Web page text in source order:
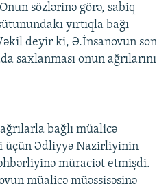
sözlərinə görə, sabiq
yırtıqla bağı
deyir ki, Ə.İnsanovun son
saxlanması onun ağrılarını
bağlı müalicə
üçün Ədliyyə Nazirliyinin
müraciət etmişdi.
müalicə müəssisəsinə